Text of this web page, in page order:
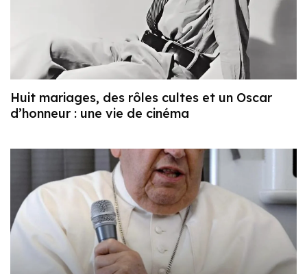
Huit mariages, des rôles cultes et un Oscar
d’honneur : une vie de cinéma